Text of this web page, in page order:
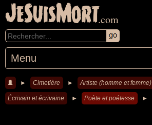
JeSuisMort.com
Menu
► Cimetière ► Artiste (homme et femme)
Écrivain et écrivaine ► Poète et poétesse ►